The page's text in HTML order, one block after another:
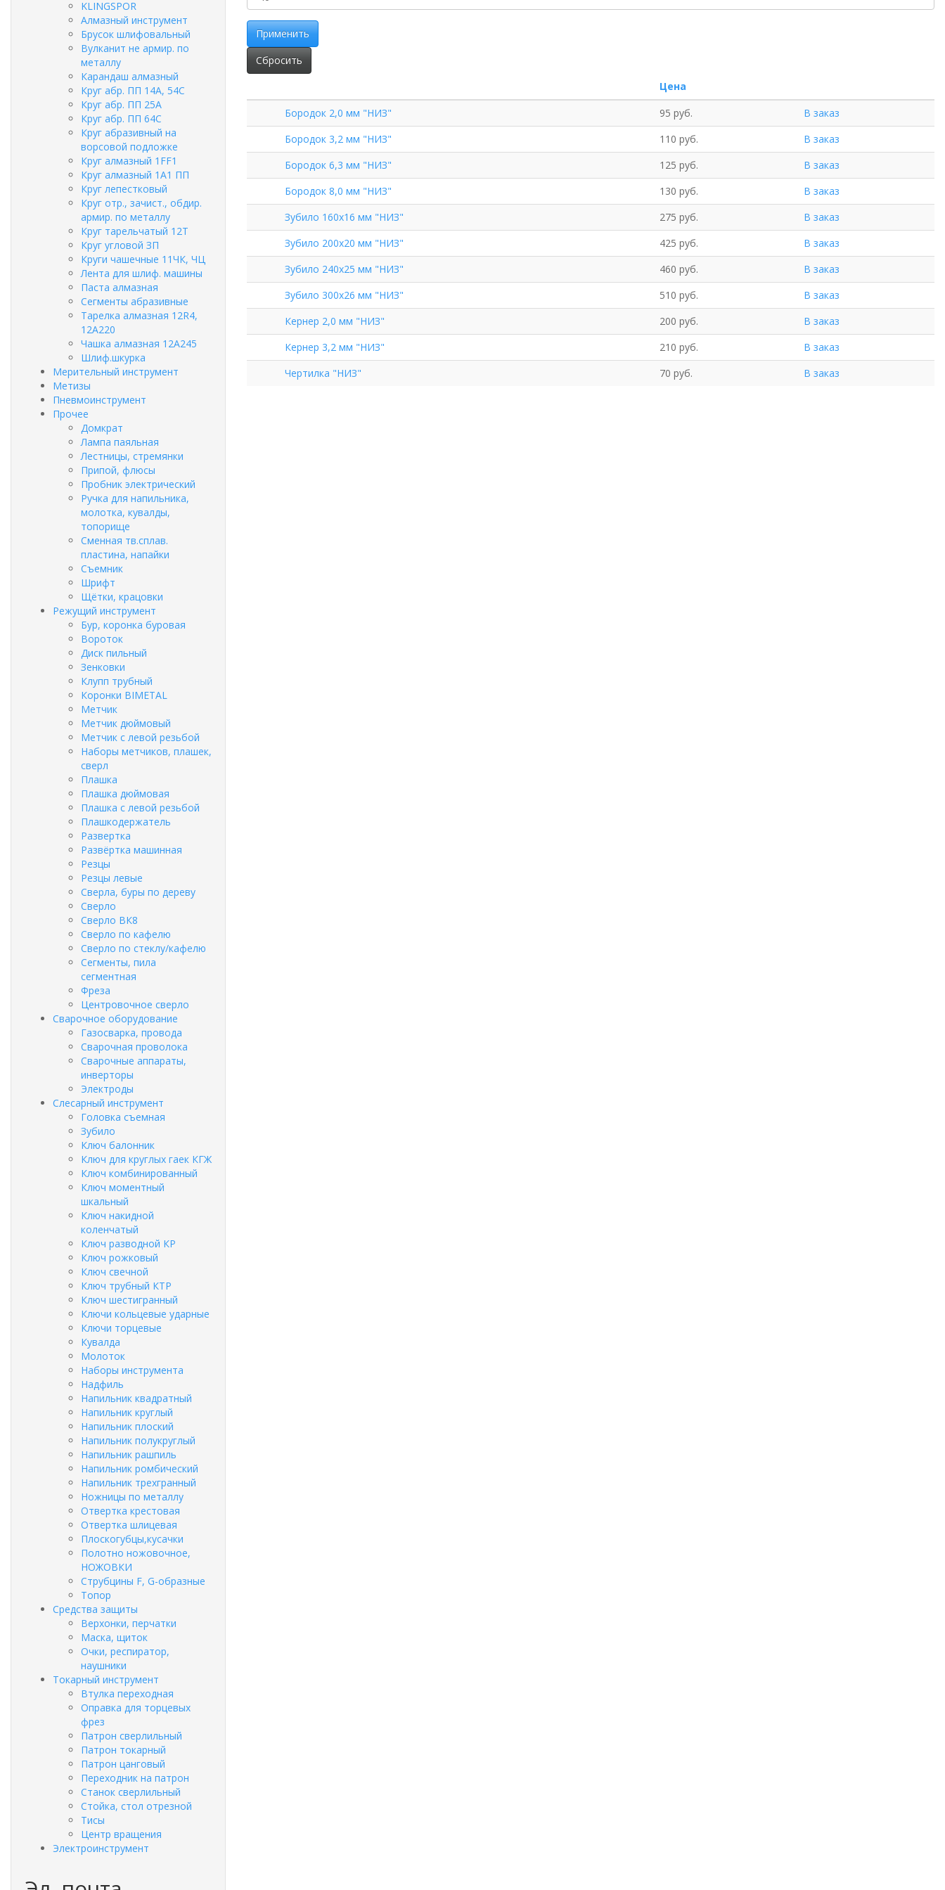
KLINGSPOR
Алмазный инструмент
Брусок шлифовальный
Вулканит не армир. по
металлу
Карандаш алмазный
Круг абр. ПП 14А, 54С
Круг абр. ПП 25А
Круг абр. ПП 64С
Круг абразивный на
ворсовой подложке
Круг алмазный 1FF1
Круг алмазный 1А1 ПП
Круг лепестковый
Круг отр., зачист., обдир.
армир. по металлу
Круг тарельчатый 12Т
Круг угловой ЗП
Круги чашечные 11ЧК, ЧЦ
Лента для шлиф. машины
Паста алмазная
Сегменты абразивные
Тарелка алмазная 12R4,
12А220
Чашка алмазная 12А245
Шлиф.шкурка
Мерительный инструмент
Метизы
Пневмоинструмент
Прочее
Домкрат
Лампа паяльная
Лестницы, стремянки
Припой, флюсы
Пробник электрический
Ручка для напильника,
молотка, кувалды,
топорище
Сменная тв.сплав.
пластина, напайки
Съемник
Шрифт
Щётки, крацовки
Режущий инструмент
Бур, коронка буровая
Вороток
Диск пильный
Зенковки
Клупп трубный
Коронки BIMETAL
Метчик
Метчик дюймовый
Метчик с левой резьбой
Наборы метчиков, плашек,
сверл
Плашка
Плашка дюймовая
Плашка с левой резьбой
Плашкодержатель
Развертка
Развёртка машинная
Резцы
Резцы левые
Сверла, буры по дереву
Сверло
Сверло ВК8
Сверло по кафелю
Сверло по стеклу/кафелю
Сегменты, пила
сегментная
Фреза
Центровочное сверло
Сварочное оборудование
Газосварка, провода
Сварочная проволока
Сварочные аппараты,
инверторы
Электроды
Слесарный инструмент
Головка съемная
Зубило
Ключ балонник
Ключ для круглых гаек КГЖ
Ключ комбинированный
Ключ моментный
шкальный
Ключ накидной
коленчатый
Ключ разводной КР
Ключ рожковый
Ключ свечной
Ключ трубный КТР
Ключ шестигранный
Ключи кольцевые ударные
Ключи торцевые
Кувалда
Молоток
Наборы инструмента
Надфиль
Напильник квадратный
Напильник круглый
Напильник плоский
Напильник полукруглый
Напильник рашпиль
Напильник ромбический
Напильник трехгранный
Ножницы по металлу
Отвертка крестовая
Отвертка шлицевая
Плоскогубцы,кусачки
Полотно ножовочное,
НОЖОВКИ
Струбцины F, G-образные
Топор
Средства защиты
Верхонки, перчатки
Маска, щиток
Очки, респиратор,
наушники
Токарный инструмент
Втулка переходная
Оправка для торцевых
фрез
Патрон сверлильный
Патрон токарный
Патрон цанговый
Переходник на патрон
Станок сверлильный
Стойка, стол отрезной
Тисы
Центр вращения
Электроинструмент
Применить
Сбросить
Цена
Бородок 2,0 мм "НИЗ"
95 руб.
В заказ
Бородок 3,2 мм "НИЗ"
110 руб.
В заказ
Бородок 6,3 мм "НИЗ"
125 руб.
В заказ
Бородок 8,0 мм "НИЗ"
130 руб.
В заказ
Зубило 160х16 мм "НИЗ"
275 руб.
В заказ
Зубило 200х20 мм "НИЗ"
425 руб.
В заказ
Зубило 240х25 мм "НИЗ"
460 руб.
В заказ
Зубило 300х26 мм "НИЗ"
510 руб.
В заказ
Кернер 2,0 мм "НИЗ"
200 руб.
В заказ
Кернер 3,2 мм "НИЗ"
210 руб.
В заказ
Чертилка "НИЗ"
70 руб. В заказ